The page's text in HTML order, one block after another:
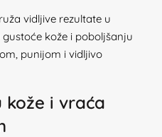
vidljive rezultate u
kože i poboljšanju
punijom i vidljivo
kože i vraća